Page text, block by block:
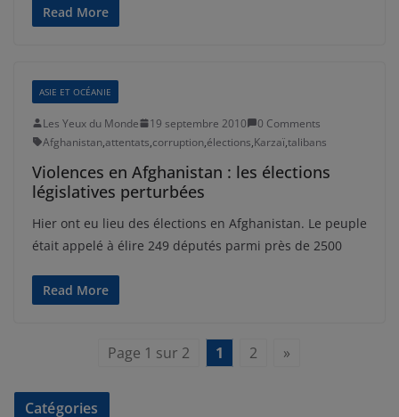
Read More
ASIE ET OCÉANIE
Les Yeux du Monde 19 septembre 2010
0 Comments
Afghanistan,attentats,corruption,élections,Karzaï,talibans
Violences en Afghanistan : les élections
législatives perturbées
Hier ont eu lieu des élections en Afghanistan. Le peuple
était appelé à élire 249 députés parmi près de 2500
Read More
Page 1 sur 2 1 2 »
Catégories